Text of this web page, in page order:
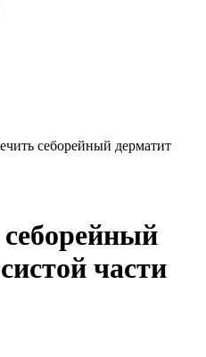
себорейный дерматит
части